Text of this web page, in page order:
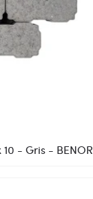
- Gris - BENOR